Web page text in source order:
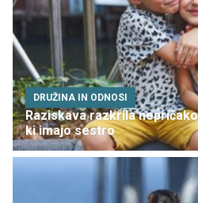
DRUŽINA IN ODNOSI
Raziskava razkrila
ki imajo sestro